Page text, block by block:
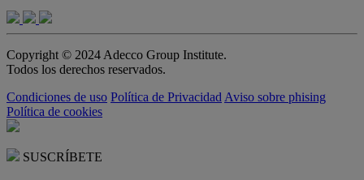
Copyright © 2024 Adecco Group Institute.
Todos los derechos reservados.
Condiciones de uso Política de Privacidad Aviso sobre phising
Política de cookies
SUSCRÍBETE